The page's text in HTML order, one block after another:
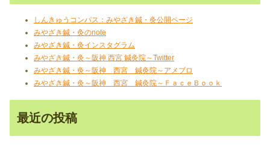
しんきゅうコンパス：みやざき鍼・灸公開ページ
みやざき鍼・灸のnote
みやざき鍼・灸インスタグラム
みやざき鍼・灸～阪神 西宮 鍼灸院～Twitter
みやざき鍼・灸～阪神 西宮 鍼灸院～アメブロ
みやざき鍼・灸～阪神 西宮 鍼灸院～ＦａｃｅＢｏｏｋ
最近の投稿